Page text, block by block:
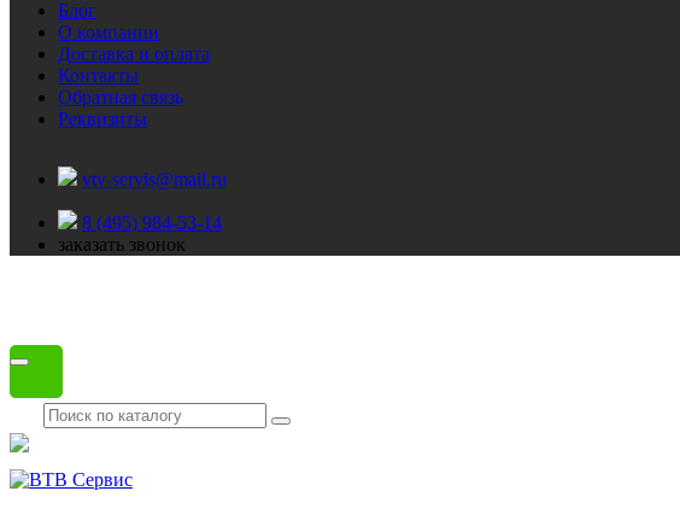
Блог
О компании
Доставка и оплата
Контакты
Обратная связь
Реквизиты
vtv-servis@mail.ru
8 (495) 984-53-14
заказать звонок